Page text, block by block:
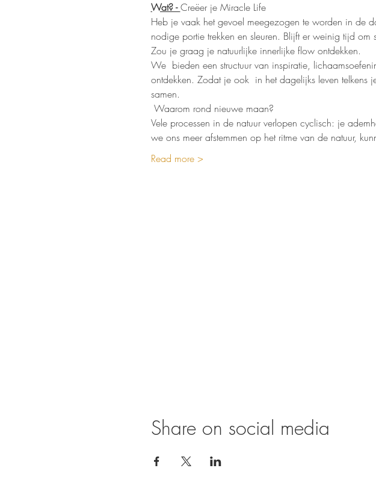
Wat? - Creëer je Miracle Life
Heb je vaak het gevoel meegezogen te worden in de
nodige portie trekken en sleuren. Blijft er weinig tijd
Zou je graag je natuurlijke innerlijke flow ontdekken.
We  bieden een structuur van inspiratie,
ontdekken. Zodat je ook  in het dagelijks leven
samen.
Waarom rond nieuwe maan?
Vele processen in de natuur verlopen cyclisch: je
we ons meer afstemmen op het ritme van de natuur,
Read more >
Share on social media